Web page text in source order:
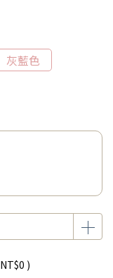
灰藍色
NT$0 )